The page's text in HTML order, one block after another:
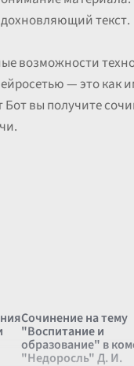
текст.
возможности
— это как
Бот вы получите
Сочинение на тему
"Воспитание и
образование" в
"Недоросль" Д. И.